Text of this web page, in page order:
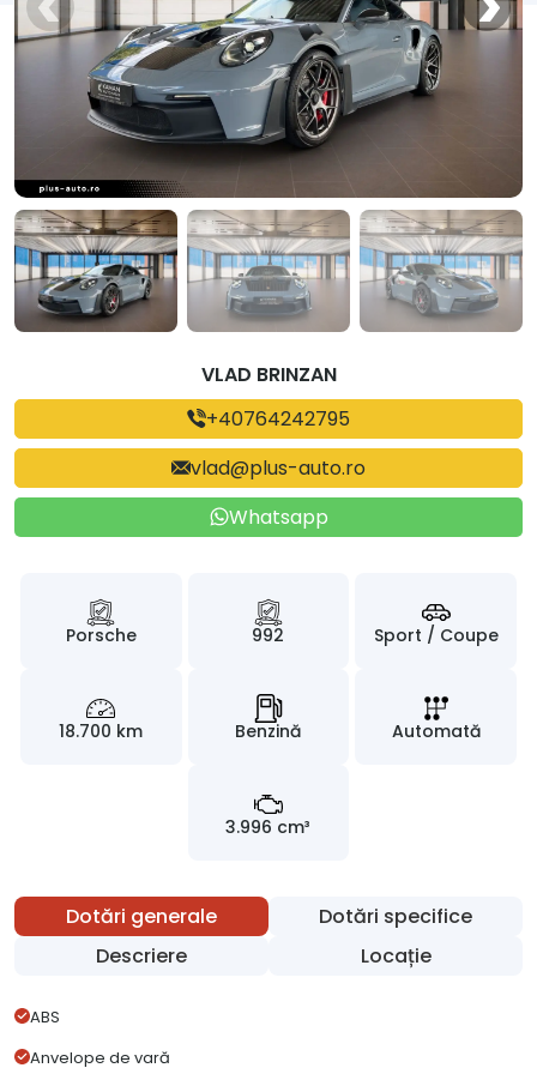
Contact
VLAD BRINZAN
+40764242795
vlad@plus-auto.ro
Whatsapp
Porsche 992 Sport / Coupe
18.700 km Benzină Automată
3.996 cm³
Dotări generale
Dotări specifice
Descriere
Locație
ABS
Anvelope de vară